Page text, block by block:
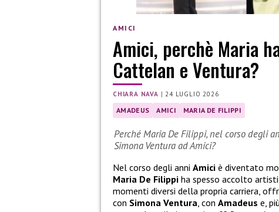
AMICI
Amici, perchè Maria
Cattelan e Ventura?
CHIARA NAVA |24 LUGLIO 2026
AMADEUS AMICI MARIA DE FILIPPI
Perché Maria De Filippi, nel corso degli
Simona Ventura ad Amici?
Nel corso degli anni Amici è diventato
Maria De Filippi ha spesso accolto
momenti diversi della propria carriera,
con Simona Ventura, con Amadeus e,